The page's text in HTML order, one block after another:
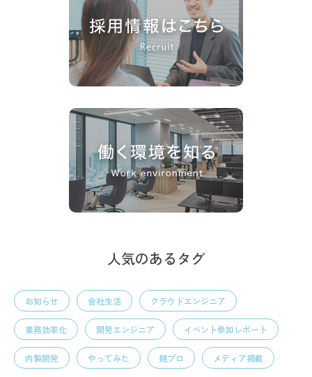
人気のあるタグ
お知らせ 会社生活 クラウドエンジニア
業務効率化 開発エンジニア イベント参加レポート
内製開発 やってみた 競プロ メディア掲載